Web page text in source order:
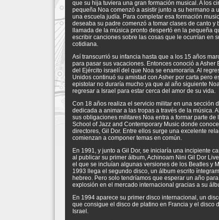
que su hija tuviera una gran formación musical. A los
pequeña Noa comenzó a asistir junto a su hermano a
una escuela judía. Para completar esa formación
deseaba su padre comenzó a tomar clases de canto y
llamada de la música pronto despertó en la pequeña
escribir canciones sobre las cosas que le ocurrían en
cotidiana.
Así transcurrió su infancia hasta que a los 15 años
para pasar sus vacaciones. Entonces conoció a Asher
del Ejército israelí del que Noa se enamoraría. Al
Unidos continuó su amistad con Asher por carta pero
epistolar no duraría mucho ya que al año siguiente
regresar a Israel para estar cerca del amor de su vida.
Con 18 años realiza el servicio militar en una sección
dedicada a animar a las tropas a través de la música.
sus obligaciones militares Noa entra a formar parte de
School of Jazz and Contemporary Music donde
directores, Gil Dor. Entre ellos surge una excelente
comienzan a componer temas en común.
En 1991, y junto a Gil Dor, se iniciaría una incipiente
al publicar su primer álbum, Achinoam Nini Gil Dor
el que se incluían algunas versiones de los Beatles y
1993 llega el segundo disco, un álbum escrito
hebreo. Pero solo tendríamos que esperar un año
explosión en el mercado internacional gracias a su
En 1994 aparece su primer disco internacional, un
que consigue el disco de platino en Francia y el disco
Israel.